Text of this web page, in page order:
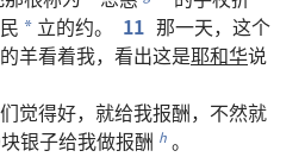
* 立的约。 11 那一天， 这个
的羊看着我， 看出这是耶和华说
觉得好， 就给我报酬， 不然就
块银子给我做报酬 h 。